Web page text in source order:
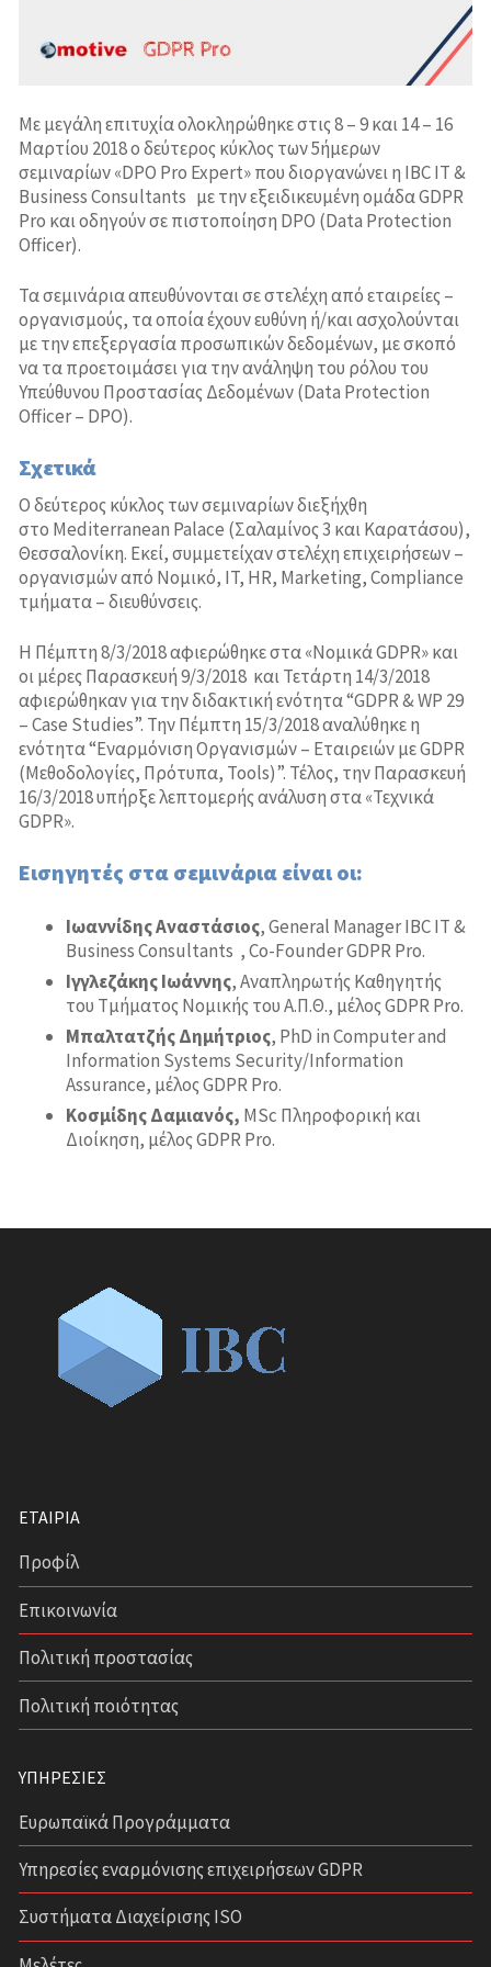
Σύστημα Διαχείρισης Ποιότητας-ISO 9001
Σύστημα Περιβαλλοντικής Διαχείρισης-ISO 14001
Διακριβώσεων-ISO 17025
Σύστημα Υγιεινής και Ασφάλειας Εργασίας-OHSAS
18001
Σύστημα Υγιεινής και Ασφάλειας Τροφίμων-ISO
ISO 20000 (ITSM)
ISO 37001:2016 Συστήματα Διαχείρισης κατά της
Δωροδοκίας
Σύστημα Διαχείρισης Ασφάλειας Πληροφοριών
(ISMS) -ISO 27001
Σύστημα Οδικής Ασφάλειας (Road Traffic Safety)-
ISO 39001
Ευρωπαϊκού Κανονισμού GDPR 2016/679
Business Process Re-engineering
Στρατηγικός Σχεδιασμός-Επιχειρηματικά Σχέδια
Στελέχωση Ανθρώπινου Δυναμικού με Σύστημα
Αξιολόγησης
Μελέτες Σκοπιμότητας και Βιωσιμότητας
Κλαδικές Μελέτες
Έρευνα Αγοράς
Market Campaign
Με μεγάλη επιτυχία ολοκληρώθηκε στις 8 – 9 και 14 – 16
Μαρτίου 2018 ο δεύτερος κύκλος των 5ήμερων
σεμιναρίων «DPO Pro Expert» που διοργανώνει η IBC IT &
Business Consultants με την εξειδικευμένη ομάδα GDPR
Pro και οδηγούν σε πιστοποίηση DPO (Data Protection
Officer).
Τα σεμινάρια απευθύνονται σε στελέχη από εταιρείες –
οργανισμούς, τα οποία έχουν ευθύνη ή/και ασχολούνται
με την επεξεργασία προσωπικών δεδομένων, με σκοπό
να τα προετοιμάσει για την ανάληψη του ρόλου του
Υπεύθυνου Προστασίας Δεδομένων (Data Protection
Officer – DPO).
Σχετικά
Ο δεύτερος κύκλος των σεμιναρίων διεξήχθη
στο Mediterranean Palace (Σαλαμίνος 3 και Καρατάσου),
Θεσσαλονίκη. Εκεί, συμμετείχαν στελέχη επιχειρήσεων –
οργανισμών από Νομικό, IT, HR, Marketing, Compliance
τμήματα – διευθύνσεις.
Η Πέμπτη 8/3/2018 αφιερώθηκε στα «Νομικά GDPR» και
οι μέρες Παρασκευή 9/3/2018 και Τετάρτη 14/3/2018
αφιερώθηκαν για την διδακτική ενότητα “GDPR & WP 29
– Case Studies”. Την Πέμπτη 15/3/2018 αναλύθηκε η
ενότητα “Εναρμόνιση Οργανισμών – Εταιρειών με GDPR
(Μεθοδολογίες, Πρότυπα, Tools)”. Τέλος, την Παρασκευή
16/3/2018 υπήρξε λεπτομερής ανάλυση στα «Τεχνικά
GDPR».
Εισηγητές στα σεμινάρια είναι οι:
ΙωαννίδηςΑναστάσιος, General Manager IBC IT &
Business Consultants , Co-Founder GDPR Pro.
Ιγγλεζάκης Ιωάννης, Αναπληρωτής Καθηγητής
του Τµήµατος Νοµικής του Α.Π.Θ., μέλος GDPR Pro.
Μπαλτατζής Δημήτριος, PhD in Computer and
Information Systems Security/Information
Assurance, μέλος GDPR Pro.
Κοσμίδης Δαμιανός, MSc Πληροφορική και
Διοίκηση, μέλος GDPR Pro.
ΕΤΑΙΡΊΑ
Προφίλ
Επικοινωνία
Πολιτική προστασίας
Πολιτική ποιότητας
ΥΠΗΡΕΣΊΕΣ
Ευρωπαϊκά Προγράμματα
Υπηρεσίες εναρμόνισης επιχειρήσεων GDPR
Συστήματα Διαχείρισης ISO